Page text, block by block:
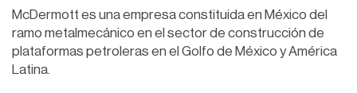
McDermott es una empresa constituida en México del
ramo metalmecánico en el sector de construcción de
plataformas petroleras en el Golfo de México y América
Latina.